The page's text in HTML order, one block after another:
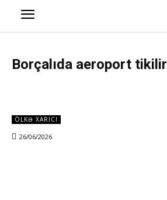
Borçalıda aeroport tikilir
ÖLKƏ XARICI
26/06/2026